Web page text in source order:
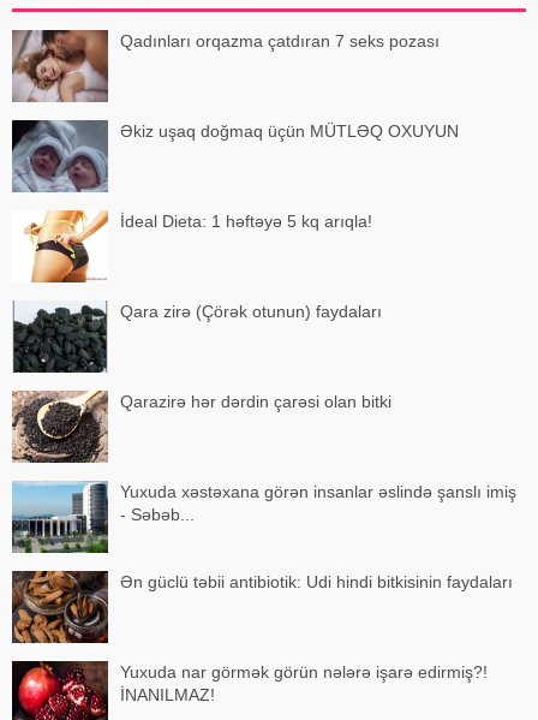
Qadınları orqazma çatdıran 7 seks pozası
Əkiz uşaq doğmaq üçün MÜTLƏQ OXUYUN
İdeal Dieta: 1 həftəyə 5 kq arıqla!
Qara zirə (Çörək otunun) faydaları
Qarazirə hər dərdin çarəsi olan bitki
Yuxuda xəstəxana görən insanlar əslində şanslı imiş
- Səbəb...
Ən güclü təbii antibiotik: Udi hindi bitkisinin faydaları
Yuxuda nar görmək görün nələrə işarə edirmiş?!
İNANILMAZ!